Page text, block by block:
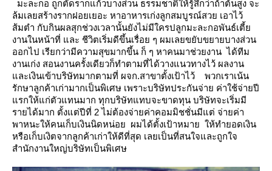
มะละกอ ถูกตัดรากแก้วบางส่วน ธรรมชาติให้รู้สึกว่าถ้าต้นสูง จะ
ล้มเลยสร้างรากฝอยเยอะ หาอาหารเก่งลูกสมบูรณ์สวย เอาไว้
ส้มตำ กับกินผลสุกช่วงเวลานั้นยังไม่มีใครปลูกมะละกอพันธ์เตี้
งานในหน้าที่ และ ชีวิตเริ่มดีขึ้นเรื่อย ๆ ผมเลยขยับขยายบางส่วน
ออกไป เรียกว่ามีความสุขมากขึ้น ก็ ๆ หาคนมาช่วยงาน ได้ทีม
งานเก่ง สอนงานครั้งเดียวก็ทำตามที่ได้วางแนวทางไว้ ผลงาน
ละเงินเข้าบริษัทมากตามที่ ผจก.สาขาตั้งเป้าไว้
พวกเราเน้น
รักษาลูกค้าเก่ามากเป็นพิเศษ เพราะบริษัทประกันจ่าย ค่าใช้จ่ายปี
รกให้แก่ตัวแทนมาก ทุกบริษัทแทบจะขาดทุน บริษัทจะเริ่มมี
รายได้มาก ตั้งแต่ปีที่ 2 ไม่ต้องจ่ายค่าคอมมิชชั่นมีแต่ จ่ายค่า
พาหนะให้คนเก็บเงินนิดหน่อย ผมได้ตั้งเป้าหมา ห้ทำยอดเงิน
หรือเก็บเงิตจากลูกค้าเก่าให้ดีที่สุด เลยเป็นที่สนใจและถูกใจ
สำนักงานใหญ่บริษัทเป็นพิเศษ